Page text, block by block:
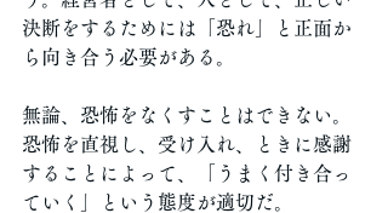
決断をするためには「恐れ」と正面か
ら向き合う必要がある。
無論、恐怖をなくすことはできない。
恐怖を直視し、受け入れ、ときに感謝
することによって、「うまく付き合っ
ていく」という態度が適切だ。